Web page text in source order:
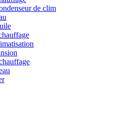
de clim